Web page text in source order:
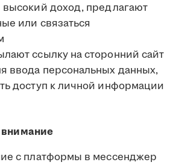
доход, предлагают
или связаться
ссылку на сторонний сайт
ввода персональных данных,
доступ к личной информации
внимание
с платформы в мессенджер